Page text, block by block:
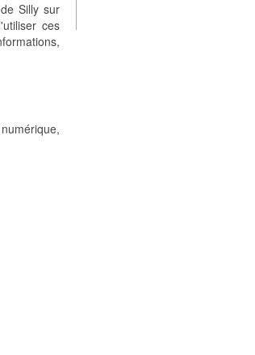
Silly sur
ces